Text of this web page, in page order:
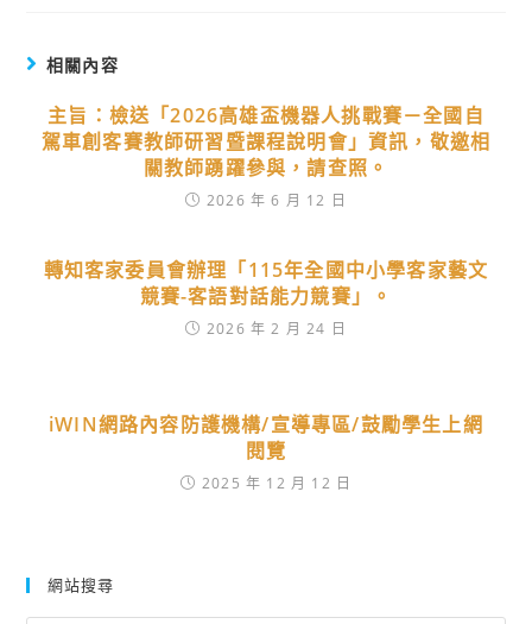
相關內容
主旨：檢送「2026高雄盃機器人挑戰賽－全國自
駕車創客賽教師研習暨課程說明會」資訊，敬邀相
關教師踴躍參與，請查照。
2026 年 6 月 12 日
轉知客家委員會辦理「115年全國中小學客家藝文
競賽-客語對話能力競賽」。
2026 年 2 月 24 日
iWIN網路內容防護機構/宣導專區/鼓勵學生上網
閱覽
2025 年 12 月 12 日
網站搜尋